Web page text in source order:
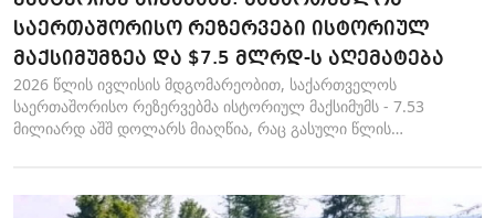
საერთაშორისო რეზერვები ისტორიულ
მაქსიმუმზეა და $7.5 მლრდ-ს აღემატება
2026 წლის ივლისის მდგომარეობით, საქართველოს
საერთაშორისო რეზერვებმა ისტორიულ მაქსიმუმს - 7.53
მილიარდ აშშ დოლარს მიაღწია, რაც გასული წლის